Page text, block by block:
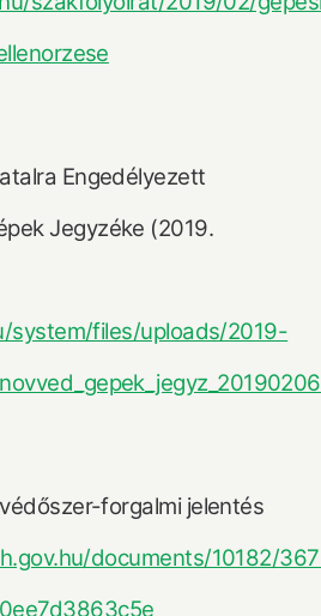
Engedélyezett
Jegyzéke (2019.
system/files/uploads/2019-
forgalmi jelentés
documents/10182/